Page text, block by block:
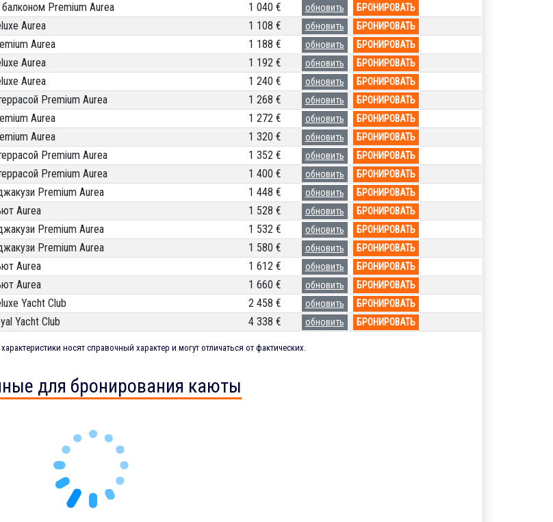
Premium Aurea 1 040 € обновить БРОНИРОВАТЬ
Aurea 1 108 € обновить БРОНИРОВАТЬ
Aurea 1 188 € обновить БРОНИРОВАТЬ
Aurea 1 192 € обновить БРОНИРОВАТЬ
Aurea 1 240 € обновить БРОНИРОВАТЬ
Premium Aurea 1 268 € обновить БРОНИРОВАТЬ
Aurea 1 272 € обновить БРОНИРОВАТЬ
Aurea 1 320 € обновить БРОНИРОВАТЬ
Premium Aurea 1 352 € обновить БРОНИРОВАТЬ
Premium Aurea 1 400 € обновить БРОНИРОВАТЬ
Premium Aurea 1 448 € обновить БРОНИРОВАТЬ
Aurea 1 528 € обновить БРОНИРОВАТЬ
Premium Aurea 1 532 € обновить БРОНИРОВАТЬ
Premium Aurea 1 580 € обновить БРОНИРОВАТЬ
Aurea 1 612 € обновить БРОНИРОВАТЬ
Aurea 1 660 € обновить БРОНИРОВАТЬ
Yacht Club 2 458 € обновить БРОНИРОВАТЬ
Yacht Club 4 338 € обновить БРОНИРОВАТЬ
носят справочный характер и могут отличаться от фактических.
для бронирования каюты